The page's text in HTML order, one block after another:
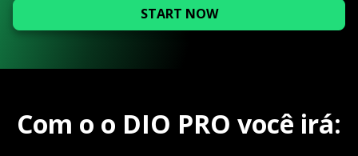
START NOW
Com o o DIO PRO você irá: